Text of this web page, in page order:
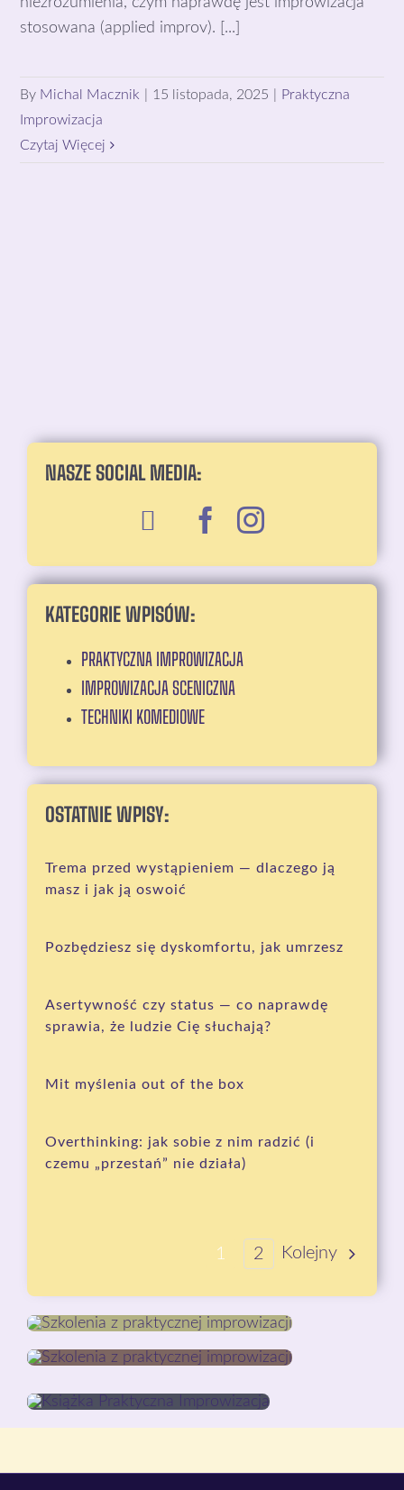
stosowana (applied improv). [...]
By Michal Macznik 15 listopada, 2025
Praktyczna
Improwizacja
Czytaj Więcej
NASZE SOCIAL MEDIA:
KATEGORIE WPISÓW:
PRAKTYCZNA IMPROWIZACJA
IMPROWIZACJA SCENICZNA
TECHNIKI KOMEDIOWE
OSTATNIE WPISY:
Trema przed wystąpieniem — dlaczego ją
masz i jak ją oswoić
Pozbędziesz się dyskomfortu, jak umrzesz
Asertywność czy status — co naprawdę
sprawia, że ludzie Cię słuchają?
Mit myślenia out of the box
Overthinking: jak sobie z nim radzić (i
czemu „przestań” nie działa)
1 2 Kolejny